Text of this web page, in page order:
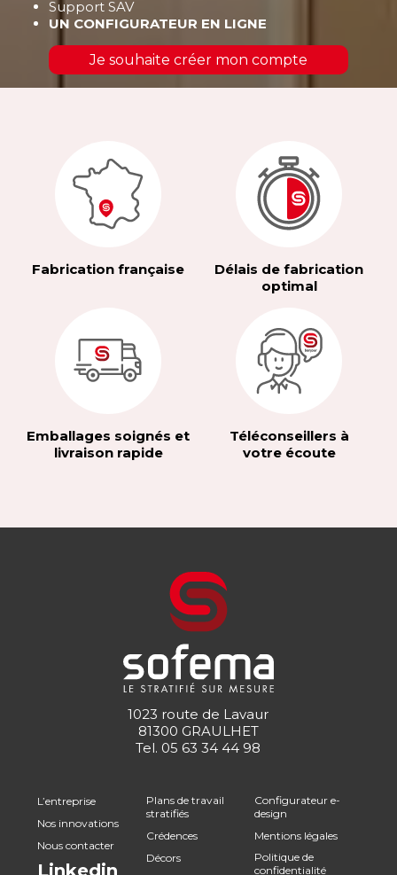
Support SAV
UN CONFIGURATEUR EN LIGNE
Je souhaite créer mon compte
Fabrication française
Délais de fabrication
optimal
Emballages soignés et
livraison rapide
Téléconseillers à
votre écoute
1023 route de Lavaur
81300 GRAULHET
Tel. 05 63 34 44 98
L’entreprise
Nos innovations
Nous contacter
Linkedin
Plans de travail
stratifiés
Crédences
Décors
Configurateur e-
design
Mentions légales
Politique de
confidentialité